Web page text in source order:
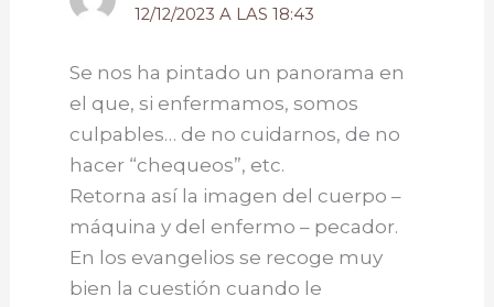
12/12/2023 A LAS 18:43
Se nos ha pintado un panorama en
el que, si enfermamos, somos
culpables… de no cuidarnos, de no
hacer “chequeos”, etc.
Retorna así la imagen del cuerpo –
máquina y del enfermo – pecador.
En los evangelios se recoge muy
bien la cuestión cuando le